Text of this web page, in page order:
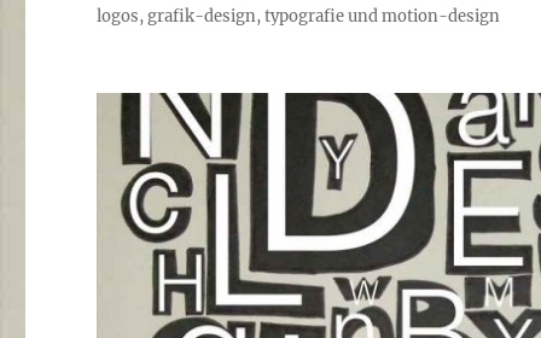
logos, grafik-design, typografie und motion-design